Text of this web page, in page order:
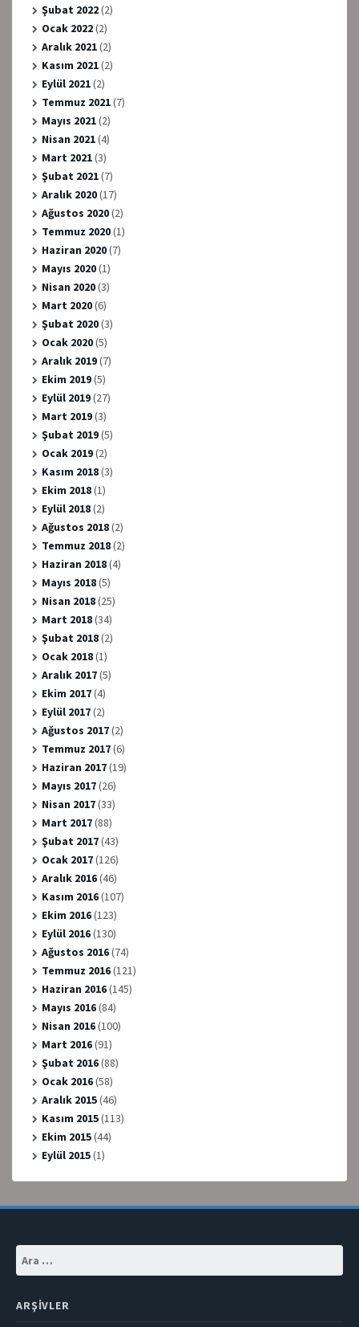
Şubat 2022(2)
Ocak 2022(2)
Aralık 2021(2)
Kasım 2021(2)
Eylül 2021(2)
Temmuz 2021(7)
Mayıs 2021(2)
Nisan 2021(4)
Mart 2021(3)
Şubat 2021(7)
Aralık 2020(17)
Ağustos 2020(2)
Temmuz 2020(1)
Haziran 2020(7)
Mayıs 2020(1)
Nisan 2020(3)
Mart 2020(6)
Şubat 2020(3)
Ocak 2020(5)
Aralık 2019(7)
Ekim 2019(5)
Eylül 2019(27)
Mart 2019(3)
Şubat 2019(5)
Ocak 2019(2)
Kasım 2018(3)
Ekim 2018(1)
Eylül 2018(2)
Ağustos 2018(2)
Temmuz 2018(2)
Haziran 2018(4)
Mayıs 2018(5)
Nisan 2018(25)
Mart 2018(34)
Şubat 2018(2)
Ocak 2018(1)
Aralık 2017(5)
Ekim 2017(4)
Eylül 2017(2)
Ağustos 2017(2)
Temmuz 2017(6)
Haziran 2017(19)
Mayıs 2017(26)
Nisan 2017(33)
Mart 2017(88)
Şubat 2017(43)
Ocak 2017(126)
Aralık 2016(46)
Kasım 2016(107)
Ekim 2016(123)
Eylül 2016(130)
Ağustos 2016(74)
Temmuz 2016(121)
Haziran 2016(145)
Mayıs 2016(84)
Nisan 2016(100)
Mart 2016(91)
Şubat 2016(88)
Ocak 2016(58)
Aralık 2015(46)
Kasım 2015(113)
Ekim 2015(44)
Eylül 2015(1)
ARŞIVLER